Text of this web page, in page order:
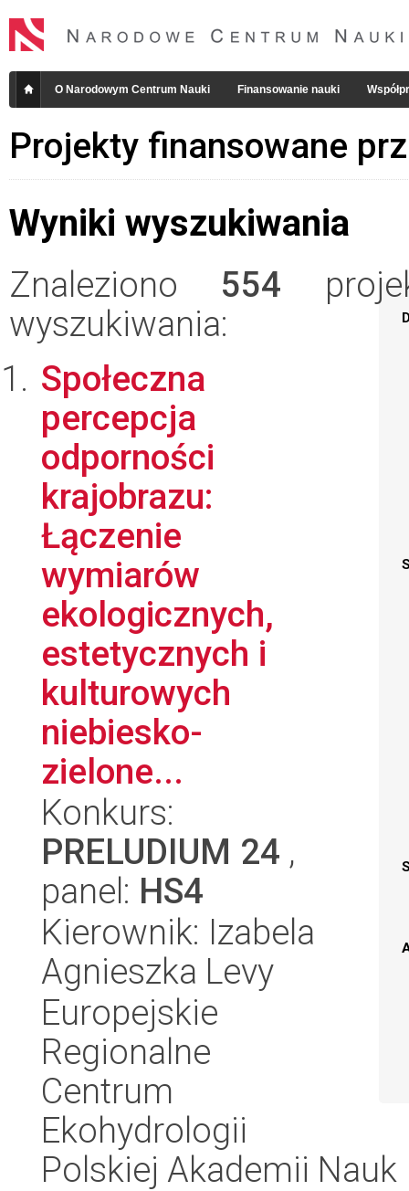
O Narodowym Centrum Nauki Finansowanie nauki
Projekty finansowane
Wyniki wyszukiwania
Znaleziono 554
wyszukiwania:
Społeczna
percepcja
odporności
krajobrazu:
Łączenie
wymiarów
ekologicznych,
estetycznych i
kulturowych
niebiesko-
zielone...
Konkurs:
PRELUDIUM 24 ,
panel: HS4
Kierownik: Izabela
Agnieszka Levy
Europejskie
Regionalne
Centrum
Ekohydrologii
Polskiej Akademii Nauk